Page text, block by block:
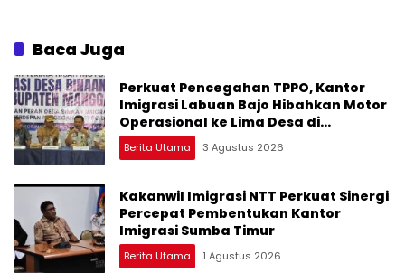
Baca Juga
Perkuat Pencegahan TPPO, Kantor
Imigrasi Labuan Bajo Hibahkan Motor
Operasional ke Lima Desa di
Manggarai
Berita Utama 3 Agustus 2026
Kakanwil Imigrasi NTT Perkuat Sinergi
Percepat Pembentukan Kantor
Imigrasi Sumba Timur
Berita Utama 1 Agustus 2026